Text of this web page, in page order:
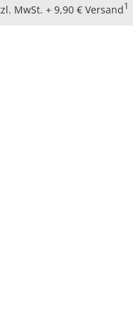
MwSt. + 9,90 € Versand1